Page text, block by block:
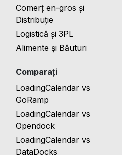
Comerț en-gros și
Distribuție
Logistică și 3PL
Alimente și Băuturi
Comparați
LoadingCalendar vs
GoRamp
LoadingCalendar vs
Opendock
LoadingCalendar vs
DataDocks